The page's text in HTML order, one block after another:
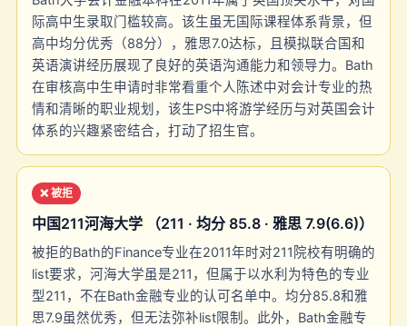
际高中生录取门槛较高。该生虽无国际课程体系背景，但
高中均分优秀（88分），雅思7.0达标，且模拟联合国和
英语演讲经历展现了良好的英语沟通能力和领导力。Bath
在审核高中生申请时非常看重个人陈述中对会计专业的热
情和清晰的职业规划，该生PS中将游学经历与对英国会计
体系的兴趣紧密结合，打动了招生官。
❌ 被拒
中国211河海大学 （211 · 均分 85.8 · 雅思 7.9(6.6)）
被拒的Bath的Finance专业在2011年时对211院校有明确的
list要求，河海大学虽是211，但属于以水利为特色的专业
型211，不在Bath金融专业的认可名单中。均分85.8和雅
思7.9虽然优秀，但无法弥补list限制。此外，Bath金融专